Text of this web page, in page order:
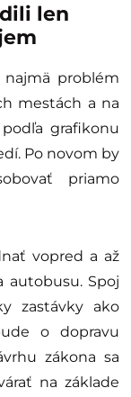
len
problém
mestách a na
grafikonu
Po novom by
priamo
vopred a až
autobusu. Spoj
zastávky ako
o dopravu
zákona sa
na základe